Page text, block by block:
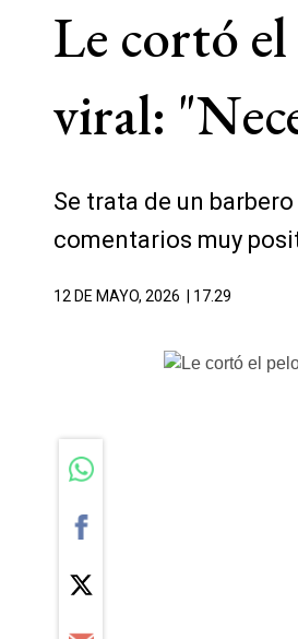
Le cortó
viral:
Se trata de un
comentarios muy
12 DE MAYO, 2026 | 17.29